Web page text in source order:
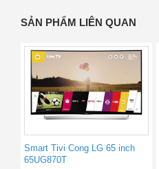
SẢN PHẨM LIÊN QUAN
Smart Tivi Cong LG 65 inch
65UG870T